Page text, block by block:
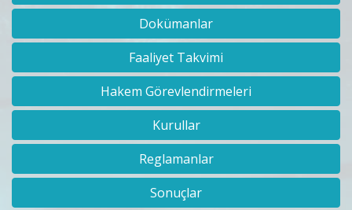
Dokümanlar
Faaliyet Takvimi
Hakem Görevlendirmeleri
Kurullar
Reglamanlar
Sonuçlar